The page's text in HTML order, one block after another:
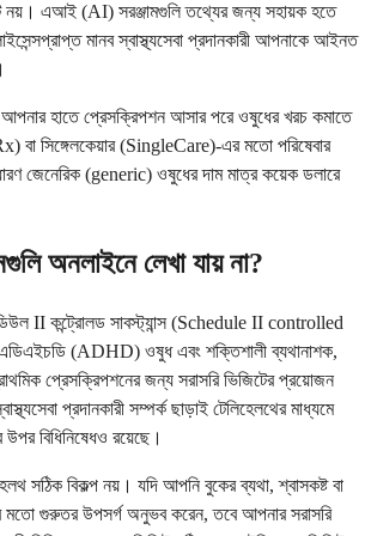
নয়। এআই (AI) সরঞ্জামগুলি তথ্যের জন্য সহায়ক হতে
মানব স্বাস্থ্যসেবা প্রদানকারী আপনাকে আইনত
আপনার হাতে প্রেসক্রিপশন আসার পরে ওষুধের খরচ কমাতে
সিঙ্গেলকেয়ার (SingleCare)-এর মতো পরিষেবার
জেনেরিক (generic) ওষুধের দাম মাত্র কয়েক ডলারে
অনলাইনে লেখা যায় না?
II কন্ট্রোলড সাবস্ট্যান্স (Schedule II controlled
এডিএইচডি (ADHD) ওষুধ এবং শক্তিশালী ব্যথানাশক,
প্রেসক্রিপশনের জন্য সরাসরি ভিজিটের প্রয়োজন
প্রদানকারী সম্পর্ক ছাড়াই টেলিহেলথের মাধ্যমে
উপর বিধিনিষেধও রয়েছে।
সঠিক বিকল্প নয়। যদি আপনি বুকের ব্যথা, শ্বাসকষ্ট বা
মতো গুরুতর উপসর্গ অনুভব করেন, তবে আপনার সরাসরি